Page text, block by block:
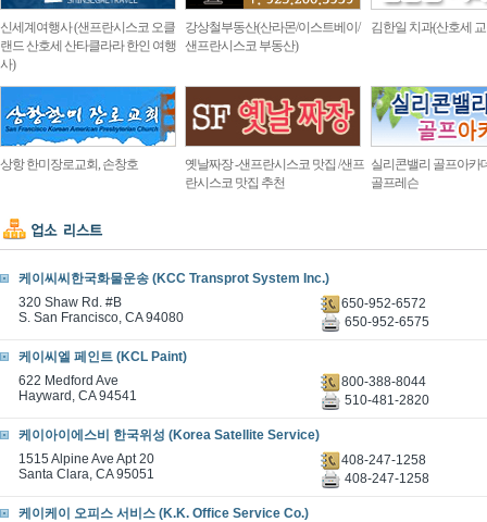
신세계여행사 (샌프란시스코 오클
랜드 산호세 산타클라라 한인 여행
사)
강상철부동산(산라몬/이스트베이/
샌프란시스코 부동산)
김한일 치과(산호세
상항 한미장로교회, 손창호
옛날짜장 -샌프란시스코 맛집 /샌프
란시스코 맛집 추천
실리콘밸리 골프아카
골프레슨
케이씨씨한국화물운송 (KCC Transprot System Inc.)
320 Shaw Rd. #B
S. San Francisco, CA 94080
650-952-6572
650-952-6575
케이씨엘 페인트 (KCL Paint)
622 Medford Ave
Hayward, CA 94541
800-388-8044
510-481-2820
케이아이에스비 한국위성 (Korea Satellite Service)
1515 Alpine Ave Apt 20
Santa Clara, CA 95051
408-247-1258
408-247-1258
케이케이 오피스 서비스 (K.K. Office Service Co.)